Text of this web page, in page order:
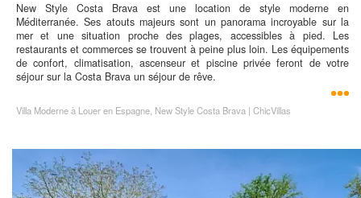
New Style Costa Brava est une location de style moderne en
Méditerranée. Ses atouts majeurs sont un panorama incroyable sur la
mer et une situation proche des plages, accessibles à pied. Les
restaurants et commerces se trouvent à peine plus loin. Les équipements
de confort, climatisation, ascenseur et piscine privée feront de votre
séjour sur la Costa Brava un séjour de rêve.
Villa Moderne à Louer en Espagne, New Style Costa Brava | ChicVillas